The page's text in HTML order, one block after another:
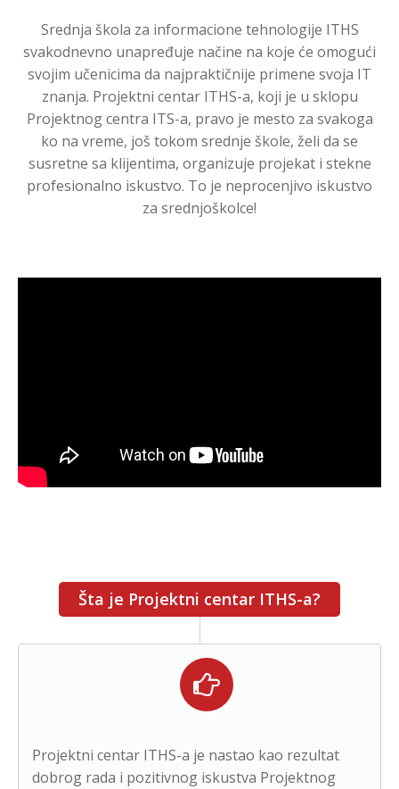
Srednja škola za informacione tehnologije ITHS
svakodnevno unapređuje načine na koje će omogući
svojim učenicima da najpraktičnije primene svoja IT
znanja. Projektni centar ITHS-a, koji je u sklopu
Projektnog centra ITS-a, pravo je mesto za svakoga
ko na vreme, još tokom srednje škole, želi da se
susretne sa klijentima, organizuje projekat i stekne
profesionalno iskustvo. To je neprocenjivo iskustvo
za srednjoškolce!
Šta je Projektni centar ITHS-a?
Projektni centar ITHS-a je nastao kao rezultat
dobrog rada i pozitivnog iskustva Projektnog